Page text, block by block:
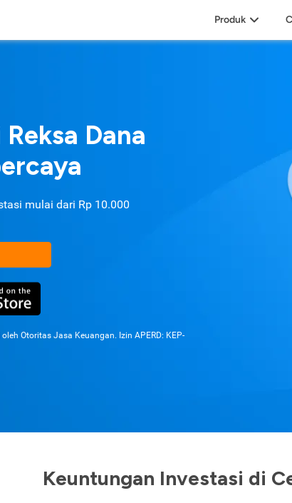
Produk
Dana
mulai dari Rp 10.000
Otoritas Jasa Keuangan. Izin APERD: KEP-
Keuntungan Investasi di